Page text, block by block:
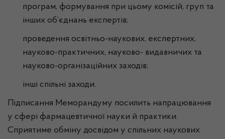
програм, формування при цьому комісій, груп та
інших об’єднань експертів;
проведення освітньо-наукових, експертних,
науково-практичних, науково- видавничих та
науково-організаційних заходів;
інші спільні заходи.
Підписання Меморандуму посилить напрацювання
у сфері фармацевтичної науки й практики.
Сприятиме обміну досвідом у спільних наукових